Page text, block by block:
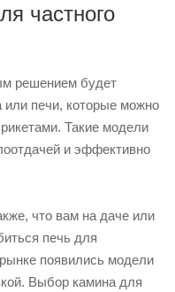
частного
решением будет
или печи, которые можно
Такие модели
и эффективно
что вам на даче или
печь для
появились модели
Выбор камина для